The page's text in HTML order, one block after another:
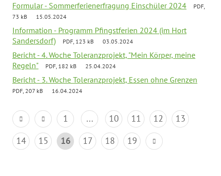
Formular - Sommerferienerfragung Einschüler 2024
PDF,
73 kB
15.05.2024
Information - Programm Pfingstferien 2024 (im Hort
Sandersdorf)
PDF, 123 kB 03.05.2024
Bericht - 4. Woche Toleranzprojekt, "Mein Körper, meine
Regeln"
PDF, 182 kB 25.04.2024
Bericht - 3. Woche Toleranzprojekt, Essen ohne Grenzen
PDF, 207 kB 16.04.2024
1 ... 10 11 12
13
14
15 16 17 18 19